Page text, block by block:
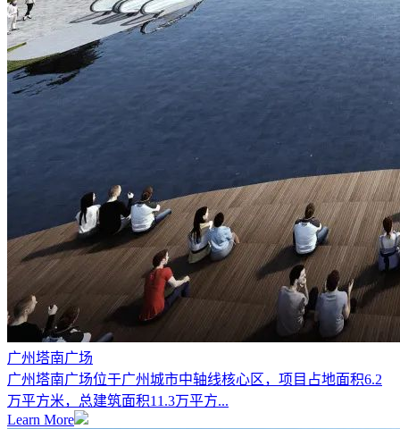
广州塔南广场
广州塔南广场位于广州城市中轴线核心区，项目占地面积6.2
万平方米，总建筑面积11.3万平方...
Learn More